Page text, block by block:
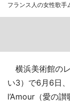
フランス人の女性歌手
横浜美術館の
い3）で6月6日
l’Amour（愛の讃